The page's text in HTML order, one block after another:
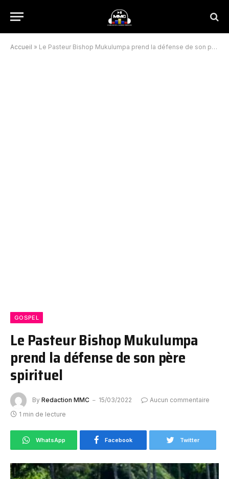
Accueil » Le Pasteur Bishop Mukulumpa prend la défense de son père spirituel
GOSPEL
Le Pasteur Bishop Mukulumpa
prend la défense de son père
spirituel
By Redaction MMC 15/03/2022
Aucun commentaire
1 min de lecture
WhatsApp Facebook Twitter